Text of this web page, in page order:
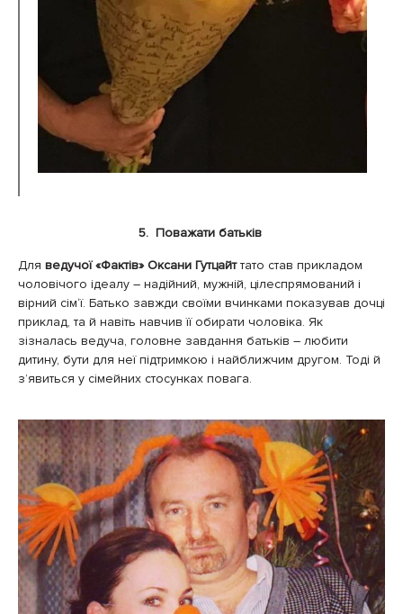
5. Поважати батьків
Для ведучої «Фактів» Оксани Гутцайттато став прикладом
чоловічого ідеалу – надійний, мужній, цілеспрямований і
вірний сім‘ї. Батько завжди своїми вчинками показував дочці
приклад, та й навіть навчив її обирати чоловіка. Як
зізналась ведуча, головне завдання батьків – любити
дитину, бути для неї підтримкою і найближчим другом. Тоді й
з’явиться у сімейних стосунках повага.